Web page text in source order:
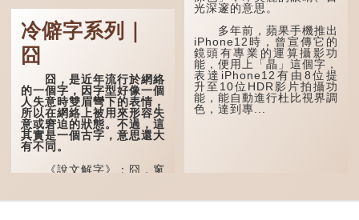
這個字，用法頗多。
「朤朤乾坤，捨我其
誰。」乾坤是《周易》中的
兩個卦名，這裏指天地、宇
宙等，形容政治清明，天下
太平！
「天空朤朤，任鳥兒高
飛。」也是指天清氣明，鳥
兒可高飛。
「朤朤脆脆」就是形容
辦事爽快乾脆。我們熟...
冷僻字系列｜
囧
囧，是近年流行於網絡
的一個字，因字型好像一個
人失意時雙眉彎下的表情，
所以在網絡上被用來形容失
意或窘迫的狀態。不過，這
其實是一個古字，意思還大
有不同。
《說文解字》：囧，窻
一樣都是「窗」的象形字。
光深邃的意思。
多年前，蘋果手機推出
iPhone12時，曾宣傳它的
鏡頭有專業的運算攝影功
能，便用上「瞐」這個字，
表達iPhone12有由8位提
升至10位HDR影片拍攝功
能，能自動進行杜比視界調
色，達到專...